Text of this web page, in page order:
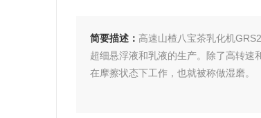
简要描述： 高速山楂八宝茶乳化机
超细悬浮液和乳液的生产。除了高转速
在摩擦状态下工作，也就被称做湿磨。